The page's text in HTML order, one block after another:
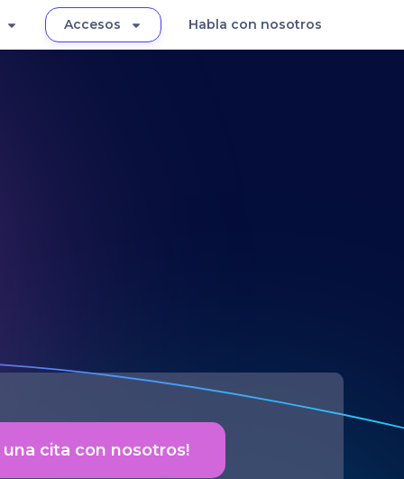
Accesos Habla con nosotros
una cita con nosotros!